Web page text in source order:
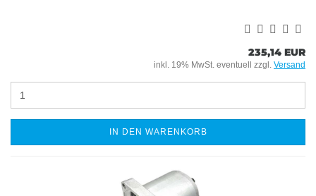
235,14 EUR
inkl. 19% MwSt. eventuell zzgl. Versand
IN DEN WARENKORB